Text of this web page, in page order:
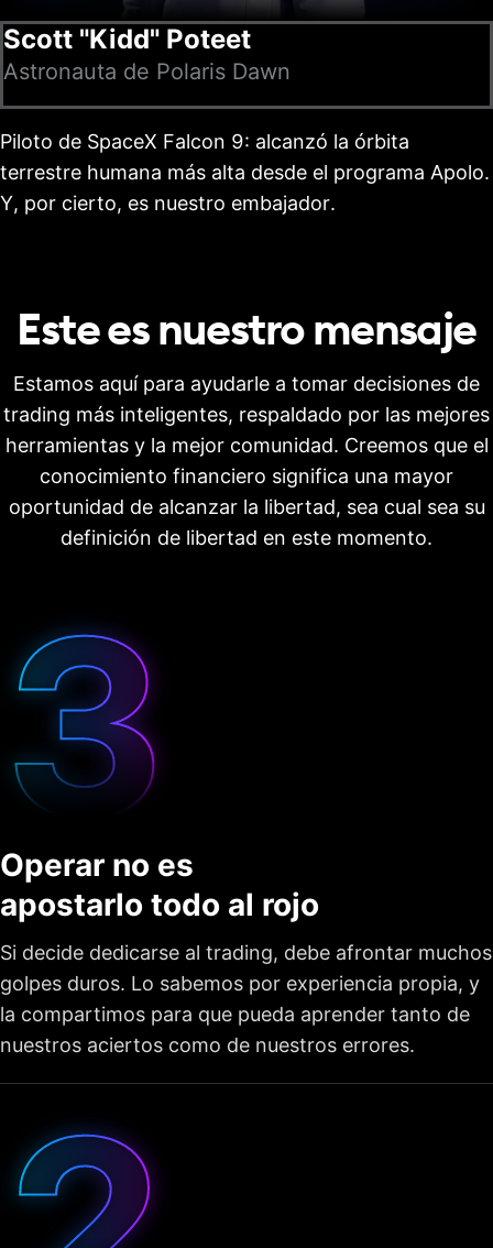
Scott "Kidd" Poteet
Astronauta de Polaris Dawn
Piloto de SpaceX Falcon 9: alcanzó la órbita
terrestre humana más alta desde el programa Apolo.
Y, por cierto, es nuestro embajador.
Este es nuestromensaje
Estamos aquí para ayudarle a tomar decisiones de
trading más inteligentes, respaldado por las mejores
herramientas y la mejor comunidad. Creemos que el
conocimiento financiero significa una mayor
oportunidad de alcanzar la libertad, sea cual sea su
definición de libertad en este momento.
Operar no es
apostarlo todo al rojo
Si decide dedicarse al trading, debe afrontar muchos
golpes duros. Lo sabemos por experiencia propia, y
la compartimos para que pueda aprender tanto de
nuestros aciertos como de nuestros errores.